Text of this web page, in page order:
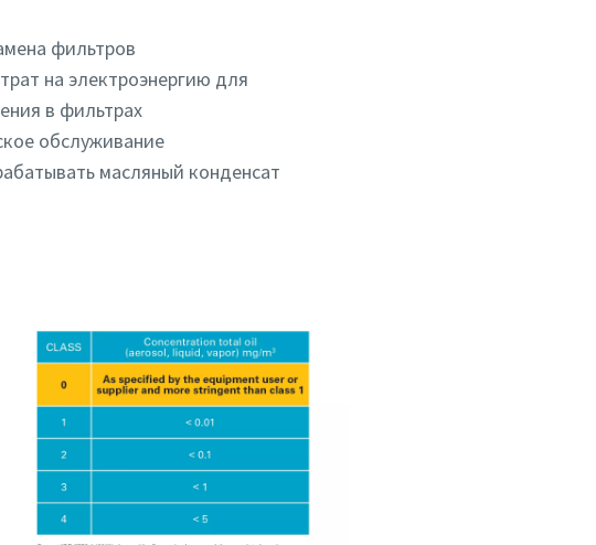
фильтров
на электроэнергию для
в фильтрах
обслуживание
масляный конденсат